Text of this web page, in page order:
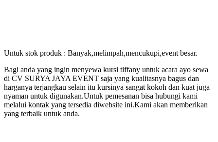
Untuk stok produk : Banyak,melimpah,mencukupi,event besar.
Bagi anda yang ingin menyewa kursi tiffany untuk acara ayo sewa
di CV SURYA JAYA EVENT saja yang kualitasnya bagus dan
harganya terjangkau selain itu kursinya sangat kokoh dan kuat juga
nyaman untuk digunakan.Untuk pemesanan bisa hubungi kami
melalui kontak yang tersedia diwebsite ini.Kami akan memberikan
yang terbaik untuk anda.